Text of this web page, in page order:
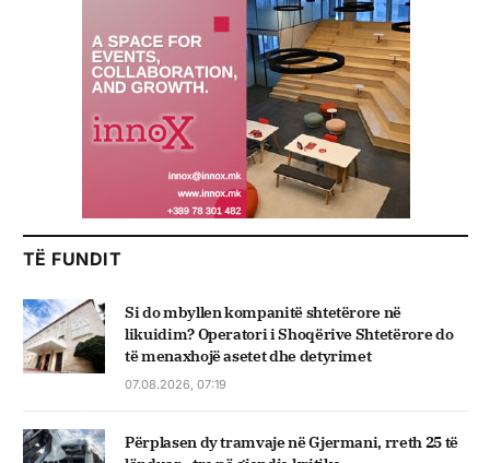
TË FUNDIT
Si do mbyllen kompanitë shtetërore në
likuidim? Operatori i Shoqërive Shtetërore do
të menaxhojë asetet dhe detyrimet
07.08.2026, 07:19
Përplasen dy tramvaje në Gjermani, rreth 25 të